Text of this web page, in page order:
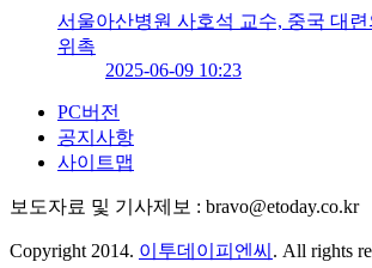
서울아산병원 사호석 교수, 중국 대
위촉
2025-06-09 10:23
PC버전
공지사항
사이트맵
보도자료 및 기사제보 : bravo@etoday.co.kr
Copyright 2014. 이투데이피엔씨 . All rights